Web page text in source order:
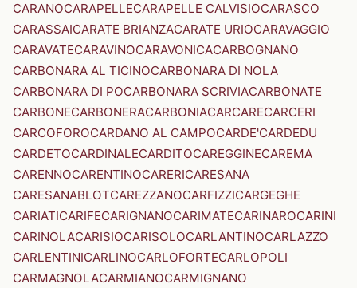
CARANOCARAPELLECARAPELLE CALVISIOCARASCO
CARASSAICARATE BRIANZACARATE URIOCARAVAGGIO
CARAVATECARAVINOCARAVONICACARBOGNANO
CARBONARA AL TICINOCARBONARA DI NOLA
CARBONARA DI POCARBONARA SCRIVIACARBONATE
CARBONECARBONERACARBONIACARCARECARCERI
CARCOFOROCARDANO AL CAMPOCARDE'CARDEDU
CARDETOCARDINALECARDITOCAREGGINECAREMA
CARENNOCARENTINOCARERICARESANA
CARESANABLOTCAREZZANOCARFIZZICARGEGHE
CARIATICARIFECARIGNANOCARIMATECARINAROCARINI
CARINOLACARISIOCARISOLOCARLANTINOCARLAZZO
CARLENTINICARLINOCARLOFORTECARLOPOLI
CARMAGNOLACARMIANOCARMIGNANO